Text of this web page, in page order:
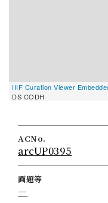
IIIF Curation Viewer
DS CODH
ACNo.
arcUP0395
画題等
－